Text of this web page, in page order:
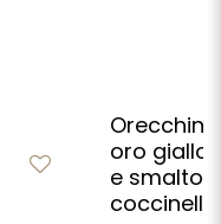
Orecchini
oro giallo
e smalto
coccinella